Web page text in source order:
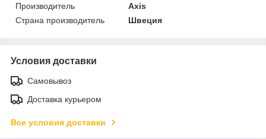
Производитель
Axis
Страна производитель
Швеция
Условия доставки
Самовывоз
Доставка курьером
Все условия доставки